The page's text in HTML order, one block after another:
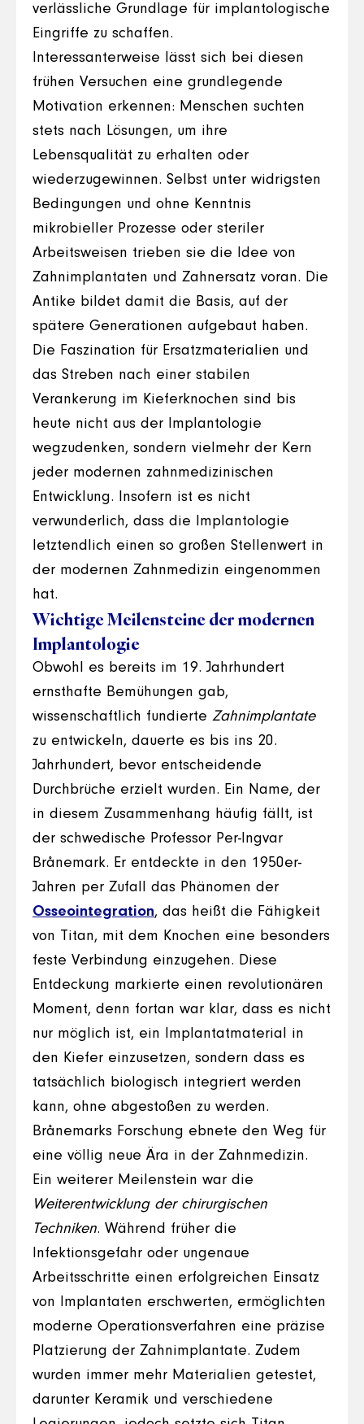
verlässliche Grundlage für implantologische
Eingriffe zu schaffen.
Interessanterweise lässt sich bei diesen
frühen Versuchen eine grundlegende
Motivation erkennen: Menschen suchten
stets nach Lösungen, um ihre
Lebensqualität zu erhalten oder
wiederzugewinnen. Selbst unter widrigsten
Bedingungen und ohne Kenntnis
mikrobieller Prozesse oder steriler
Arbeitsweisen trieben sie die Idee von
Zahnimplantaten und Zahnersatz voran. Die
Antike bildet damit die Basis, auf der
spätere Generationen aufgebaut haben.
Die Faszination für Ersatzmaterialien und
das Streben nach einer stabilen
Verankerung im Kieferknochen sind bis
heute nicht aus der Implantologie
wegzudenken, sondern vielmehr der Kern
jeder modernen zahnmedizinischen
Entwicklung. Insofern ist es nicht
verwunderlich, dass die Implantologie
letztendlich einen so großen Stellenwert in
der modernen Zahnmedizin eingenommen
hat.
Wichtige Meilensteine der modernen
Implantologie
Obwohl es bereits im 19. Jahrhundert
ernsthafte Bemühungen gab,
wissenschaftlich fundierte Zahnimplantate
zu entwickeln, dauerte es bis ins 20.
Jahrhundert, bevor entscheidende
Durchbrüche erzielt wurden. Ein Name, der
in diesem Zusammenhang häufig fällt, ist
der schwedische Professor Per-Ingvar
Brånemark. Er entdeckte in den 1950er-
Jahren per Zufall das Phänomen der
Osseointegration, das heißt die Fähigkeit
von Titan, mit dem Knochen eine besonders
feste Verbindung einzugehen. Diese
Entdeckung markierte einen revolutionären
Moment, denn fortan war klar, dass es nicht
nur möglich ist, ein Implantatmaterial in
den Kiefer einzusetzen, sondern dass es
tatsächlich biologisch integriert werden
kann, ohne abgestoßen zu werden.
Brånemarks Forschung ebnete den Weg für
eine völlig neue Ära in der Zahnmedizin.
Ein weiterer Meilenstein war die
Weiterentwicklung der chirurgischen
Techniken. Während früher die
Infektionsgefahr oder ungenaue
Arbeitsschritte einen erfolgreichen Einsatz
von Implantaten erschwerten, ermöglichten
moderne Operationsverfahren eine präzise
Platzierung der Zahnimplantate. Zudem
wurden immer mehr Materialien getestet,
darunter Keramik und verschiedene